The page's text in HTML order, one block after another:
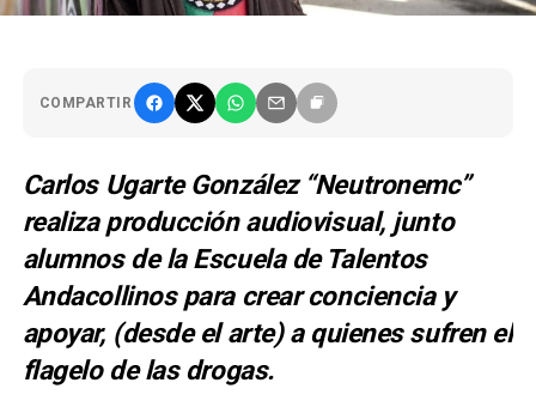
COMPARTIR
Carlos Ugarte González “Neutronemc”
realiza producción audiovisual, junto
alumnos de la Escuela de Talentos
Andacollinos para crear conciencia y
apoyar, (desde el arte) a quienes sufren el
flagelo de las drogas.